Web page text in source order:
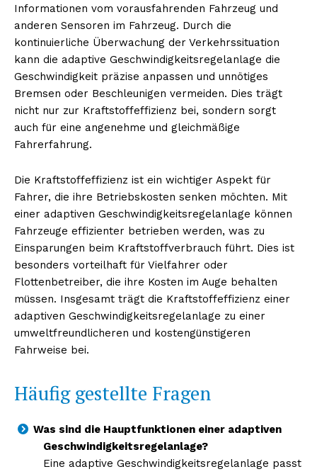
Informationen vom vorausfahrenden Fahrzeug und
anderen Sensoren im Fahrzeug. Durch die
kontinuierliche Überwachung der Verkehrssituation
kann die adaptive Geschwindigkeitsregelanlage die
Geschwindigkeit präzise anpassen und unnötiges
Bremsen oder Beschleunigen vermeiden. Dies trägt
nicht nur zur Kraftstoffeffizienz bei, sondern sorgt
auch für eine angenehme und gleichmäßige
Fahrerfahrung.
Die Kraftstoffeffizienz ist ein wichtiger Aspekt für
Fahrer, die ihre Betriebskosten senken möchten. Mit
einer adaptiven Geschwindigkeitsregelanlage können
Fahrzeuge effizienter betrieben werden, was zu
Einsparungen beim Kraftstoffverbrauch führt. Dies ist
besonders vorteilhaft für Vielfahrer oder
Flottenbetreiber, die ihre Kosten im Auge behalten
müssen. Insgesamt trägt die Kraftstoffeffizienz einer
adaptiven Geschwindigkeitsregelanlage zu einer
umweltfreundlicheren und kostengünstigeren
Fahrweise bei.
Häufig gestellte Fragen
Was sind die Hauptfunktionen einer adaptiven
Geschwindigkeitsregelanlage?
Eine adaptive Geschwindigkeitsregelanlage passt